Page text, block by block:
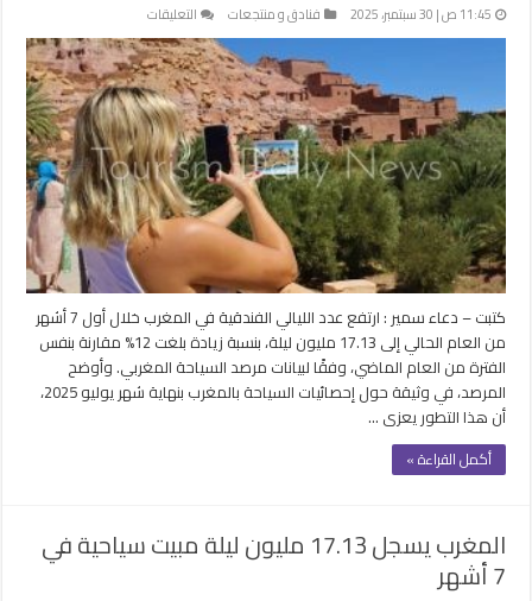
11:45 ص | 30 سبتمبر، 2025 فنادق و منتجعات التعليقات
عدد
الليالي
الفندقية في
المغرب
ترتفع
إلى
17.13
مليون
ليلة
خلال
أول
7
أشهر
مغلقة
كتبت – دعاء سمير : ارتفع عدد الليالي الفندقية في المغرب خلال أول 7 أشهر
من العام الحالي إلى 17.13 مليون ليلة، بنسبة زيادة بلغت 12% مقارنة بنفس
الفترة من العام الماضي، وفقًا لبيانات مرصد السياحة المغربي. وأوضح
المرصد، في وثيقة حول إحصائيات السياحة بالمغرب بنهاية شهر يوليو 2025،
أن هذا التطور يعزى …
أكمل القراءة »
المغرب يسجل 17.13 مليون ليلة مبيت سياحية في
7 أشهر